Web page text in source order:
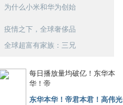
为什么小米和华为创始
疫情之下，全球奢侈品
全球超富有家族：三兄
每日播放量均破亿！东华本
华！帝
东华本华！帝君本君！高伟光